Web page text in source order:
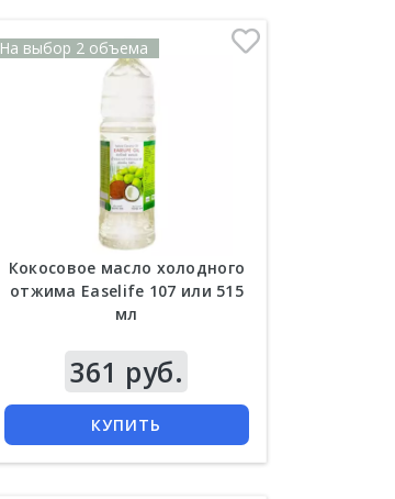
На выбор 2 объема
Кокосовое масло холодного
отжима Easelife 107 или 515
мл
361 руб.
КУПИТЬ